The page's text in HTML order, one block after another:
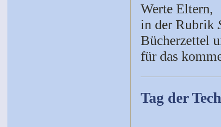
Werte Eltern,
in der Rubrik
Bücherzettel
für das
Tag der